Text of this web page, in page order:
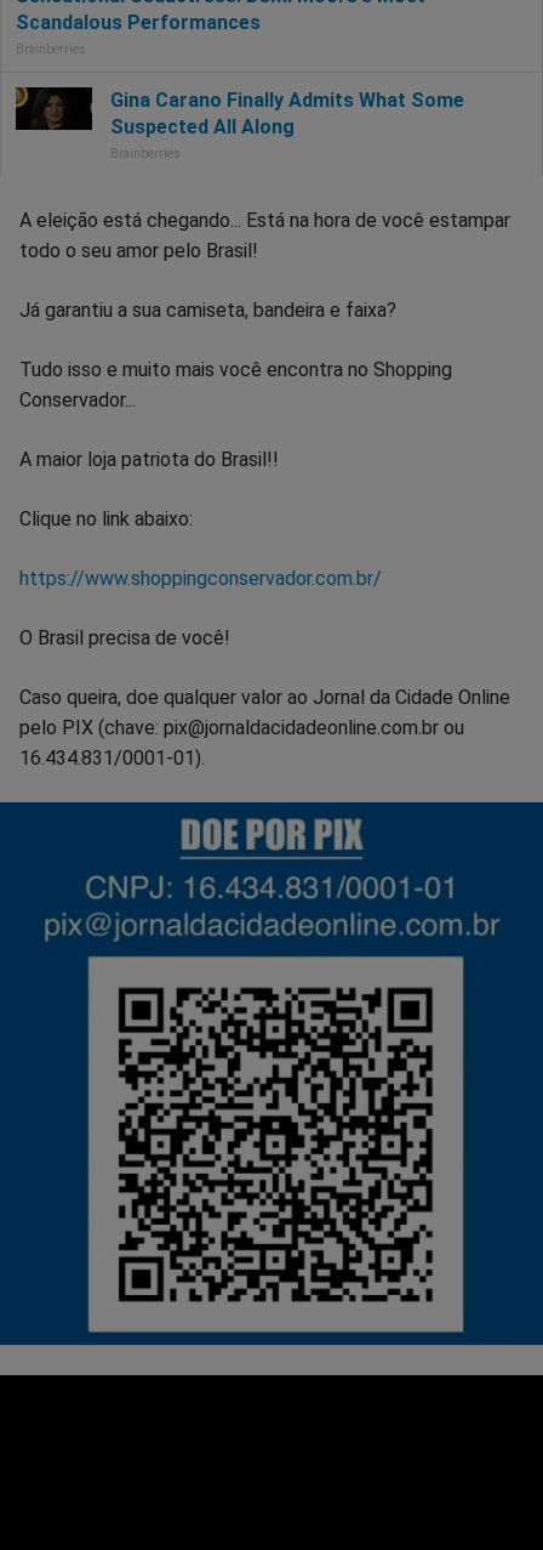
A eleição está chegando... Está na hora de você estampar
todo o seu amor pelo Brasil!
Já garantiu a sua camiseta, bandeira e faixa?
Tudo isso e muito mais você encontra no Shopping
Conservador...
A maior loja patriota do Brasil!!
Clique no link abaixo:
https://www.shoppingconservador.com.br/
O Brasil precisa de você!
Caso queira, doe qualquer valor ao Jornal da Cidade Online
pelo PIX (chave: pix@jornaldacidadeonline.com.br ou
16.434.831/0001-01).